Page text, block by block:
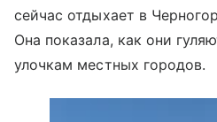
сейчас отдыхает в
Она показала, как они
улочкам местных городов.